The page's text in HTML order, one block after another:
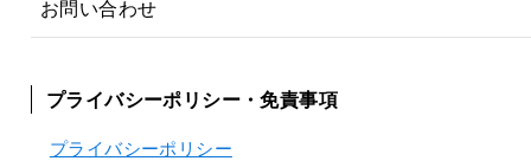
お問い合わせ
プライバシーポリシー・免責事項
プライバシーポリシー